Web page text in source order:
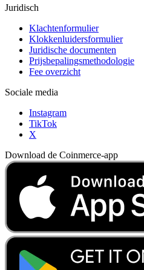
Juridisch
Klachtenformulier
Klokkenluidersformulier
Juridische documenten
Prijsbepalingsmethodologie
Fee overzicht
Sociale media
Instagram
TikTok
X
Download de Coinmerce-app